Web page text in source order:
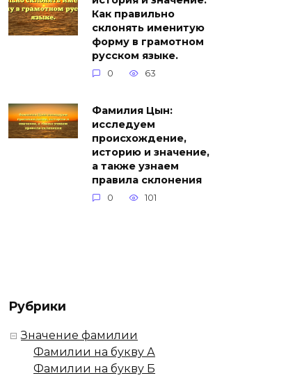
Как правильно
склонять именитую
форму в грамотном
русском языке.
0 63
Фамилия Цын:
исследуем
происхождение,
историю и значение,
а также узнаем
правила склонения
0 101
Рубрики
Значение фамилии
Фамилии на букву А
Фамилии на букву Б